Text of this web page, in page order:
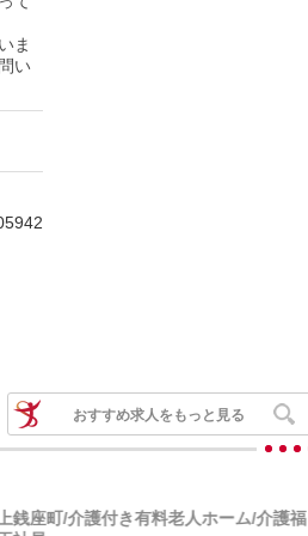
ま
い
おすすめ求人をもっと見る
銭座町/介護付き有料老人ホーム/介護福